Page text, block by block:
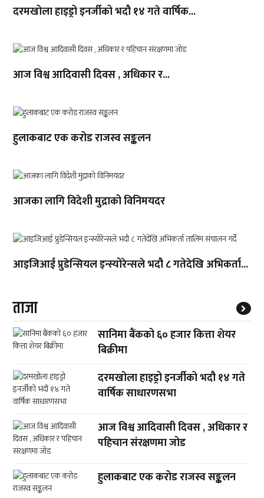
दरमखोला हाइड्रो इनर्जीको भदौ १४ गते वार्षिक...
आज विश्व आदिवासी दिवस , अधिकार र...
हुलाकबाट एक करोड राजस्व सङ्कलन
आजका लागि विदेशी मुद्राको विनिमयदर
आइजिआई प्रुडेन्सियल इन्स्योरेन्सले भदौ ८ गतेदेखि अभिकर्ता...
ताजा
सानिमा बैंकको ६० हजार कित्ता शेयर
बिक्रीमा
दरमखोला हाइड्रो इनर्जीको भदौ १४ गते
वार्षिक साधारणसभा
आज विश्व आदिवासी दिवस , अधिकार र
पहिचान संरक्षणमा जोड
हुलाकबाट एक करोड राजस्व सङ्कलन